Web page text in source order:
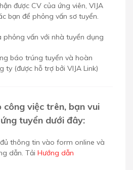
được CV của ứng viên, VIJA
bạn để phỏng vấn sơ tuyển.
phỏng vấn với nhà tuyển dụng
báo trúng tuyển và hoàn
(được hỗ trợ bởi VIJA Link)
việc trên, bạn vui
tuyển dưới đây:
thông tin vào form online và
dẫn. Tải Hướng dẫn